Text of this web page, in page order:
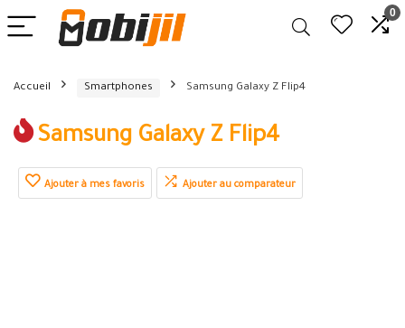
0
Accueil Smartphones Samsung Galaxy Z Flip4
Samsung Galaxy Z Flip4
Ajouter à mes favoris Ajouter au comparateur